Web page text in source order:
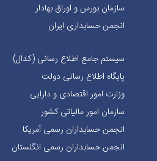
سازمان بورس و اوراق بهادار
انجمن حسابداری ایران
سیستم جامع اطلاع رسانی (کدال)
پایگاه اطلاع رسانی دولت
وزارت امور اقتصادی و دارایی
سازمان امور مالیاتی کشور
انجمن حسابداران رسمی آمریکا
انجمن حسابداران رسمی انگلستان